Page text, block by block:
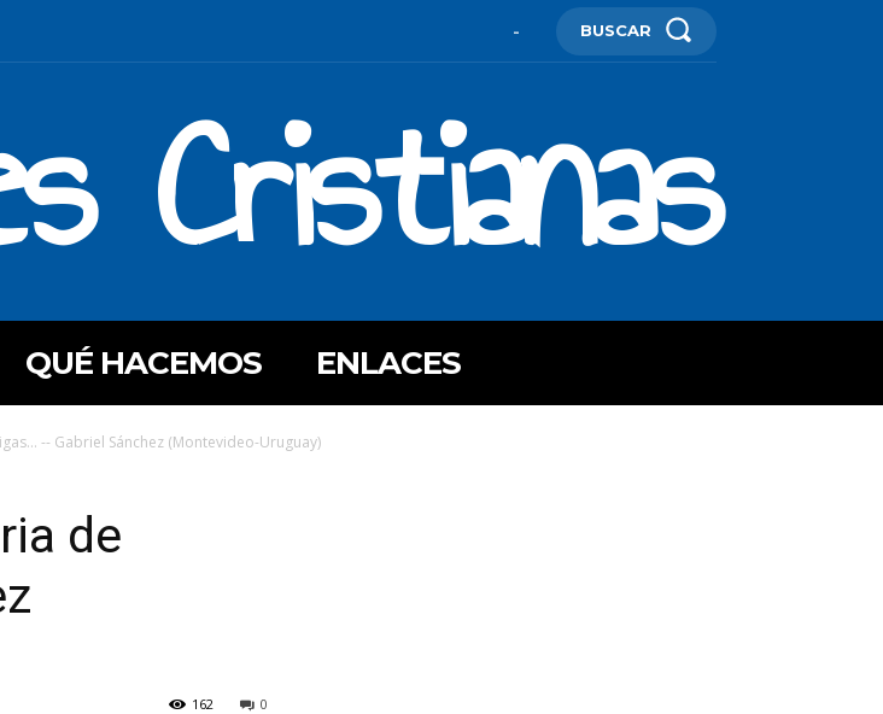
- BUSCAR
Cristianas
QUÉ HACEMOS ENLACES
-- Gabriel Sánchez (Montevideo-Uruguay)
de
0
162